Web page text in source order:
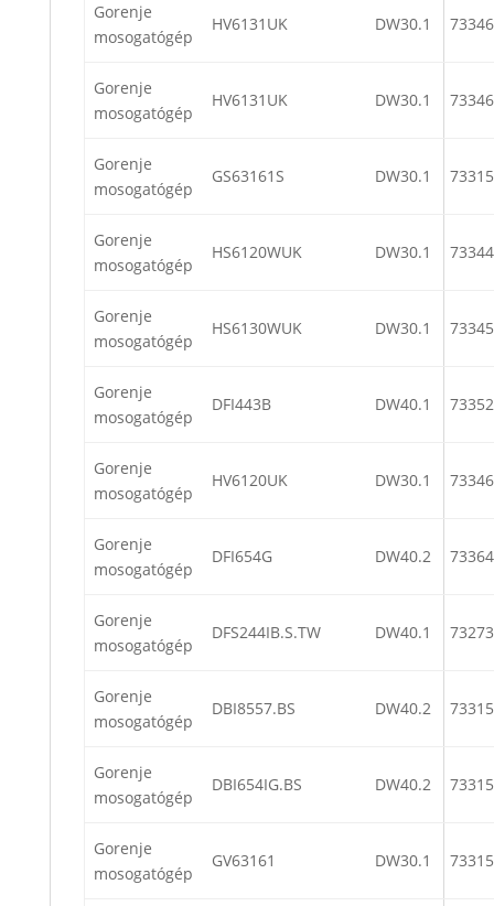
Gorenje
mosogatógép
HV6131UK DW30.1
Gorenje
mosogatógép
HV6131UK DW30.1
Gorenje
mosogatógép
GS63161S DW30.1
Gorenje
mosogatógép
HS6120WUK DW30.1
Gorenje
mosogatógép
HS6130WUK DW30.1
Gorenje
mosogatógép
DFI443B DW40.1
Gorenje
mosogatógép
HV6120UK DW30.1
Gorenje
mosogatógép
DFI654G DW40.2
Gorenje
mosogatógép
DFS244IB.S.TW DW40.1
Gorenje
mosogatógép
DBI8557.BS DW40.2
Gorenje
mosogatógép
DBI654IG.BS DW40.2
Gorenje
mosogatógép
GV63161 DW30.1